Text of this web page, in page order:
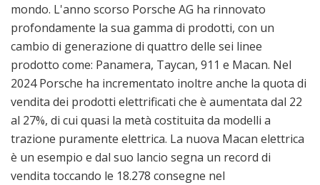
mondo. L'anno scorso Porsche AG ha rinnovato
profondamente la sua gamma di prodotti, con un
cambio di generazione di quattro delle sei linee
prodotto come: Panamera, Taycan, 911 e Macan. Nel
2024 Porsche ha incrementato inoltre anche la quota di
vendita dei prodotti elettrificati che è aumentata dal 22
al 27%, di cui quasi la metà costituita da modelli a
trazione puramente elettrica. La nuova Macan elettrica
è un esempio e dal suo lancio segna un record di
vendita toccando le 18.278 consegne nel